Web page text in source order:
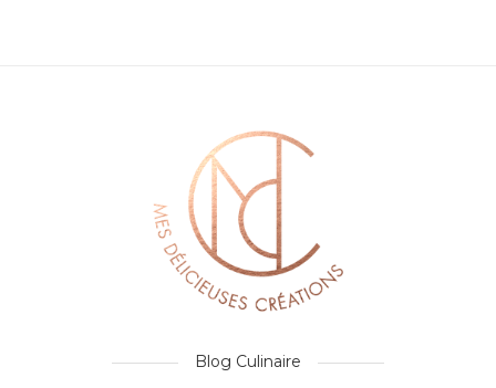
Blog Culinaire